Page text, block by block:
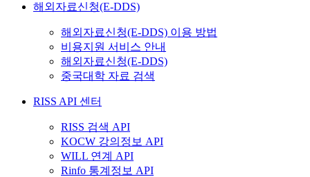
해외자료신청(E-DDS)
해외자료신청(E-DDS) 이용 방법
비용지원 서비스 안내
해외자료신청(E-DDS)
중국대학 자료 검색
RISS API 센터
RISS 검색 API
KOCW 강의정보 API
WILL 연계 API
Rinfo 통계정보 API